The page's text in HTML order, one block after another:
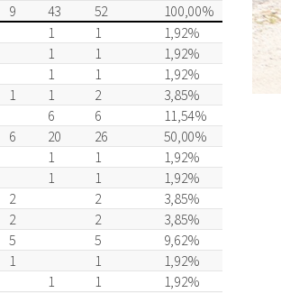
9 43 52
100,00%
1 1
1,92%
1 1
1,92%
1 1
1,92%
1 1 2
3,85%
6 6
11,54%
6 20 26
50,00%
1 1
1,92%
1 1
1,92%
2 2
3,85%
2 2
3,85%
5 5
9,62%
1 1
1,92%
1 1
1,92%